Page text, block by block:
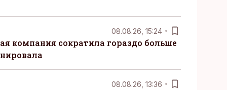
08.08.26, 15:24
компания сократила гораздо больше
08.08.26, 13:36